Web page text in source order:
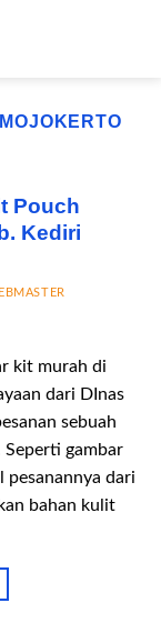
Pouch
Kediri
kit murah di
dari DInas
sebuah
Seperti gambar
pesanannya dari
bahan kulit